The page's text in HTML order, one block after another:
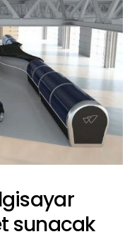
sunacak